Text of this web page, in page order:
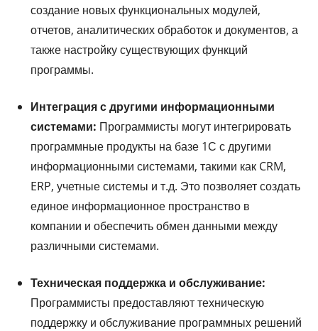
создание новых функциональных модулей,
отчетов, аналитических обработок и документов, а
также настройку существующих функций
программы.
Интеграция с другими информационными
системами: Программисты могут интегрировать
программные продукты на базе 1С с другими
информационными системами, такими как CRM,
ERP, учетные системы и т.д. Это позволяет создать
единое информационное пространство в
компании и обеспечить обмен данными между
различными системами.
Техническая поддержка и обслуживание:
Программисты предоставляют техническую
поддержку и обслуживание программных решений